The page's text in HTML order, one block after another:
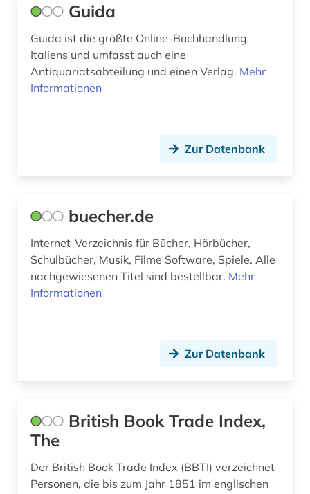
Guida
Guida ist die größte Online-Buchhandlung
Italiens und umfasst auch eine
Antiquariatsabteilung und einen Verlag. Mehr
Informationen
Zur Datenbank
buecher.de
Internet-Verzeichnis für Bücher, Hörbücher,
Schulbücher, Musik, Filme Software, Spiele. Alle
nachgewiesenen Titel sind bestellbar. Mehr
Informationen
Zur Datenbank
British Book Trade Index,
The
Der British Book Trade Index (BBTI) verzeichnet
Personen, die bis zum Jahr 1851 im englischen